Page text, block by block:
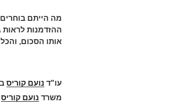
ההזדמנות לראות
אותו הסכום,
עו"ד נועם קוריס
משרד נועם קוריס